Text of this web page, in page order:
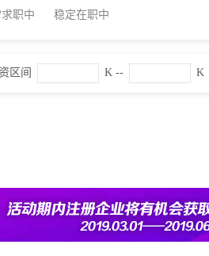
求职中 稳定在职中
区间 K -- K